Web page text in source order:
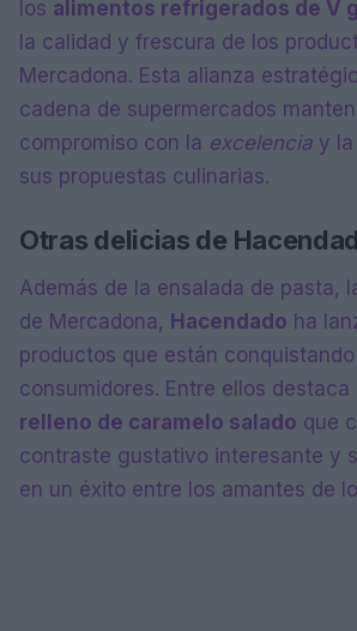
los alimentos refrigerados de V
la calidad y frescura de los
Mercadona. Esta alianza
cadena de supermercados
compromiso con la excelencia y la
sus propuestas culinarias.
Otras delicias de
Además de la ensalada de pasta,
de Mercadona, Hacendado ha
productos que están
consumidores. Entre ellos destaca
relleno de caramelo salado que
contraste gustativo interesante y
en un éxito entre los amantes de